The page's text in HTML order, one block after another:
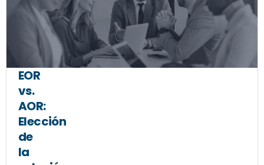
EOR
vs.
AOR:
Elección
de
la